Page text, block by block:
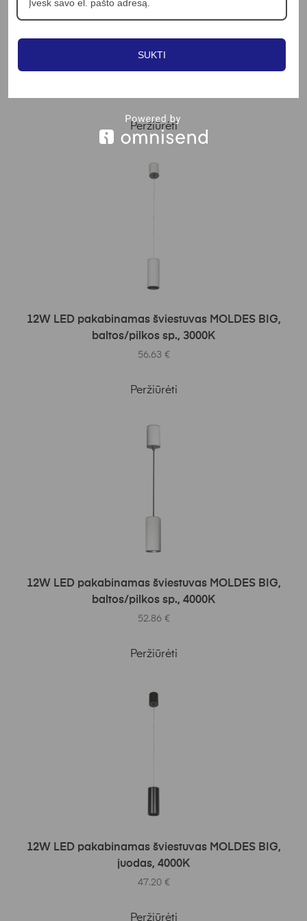
ONE LIGHT
12W LED įleidžiamo montavimo šviestuvas, juodas,
3000K, 10112A/B/W
Peržiūrėti
Į KREPŠELĮ
12W LED pakabinamas šviestuvas MOLDES BIG,
baltos/pilkos sp., 3000K
56.63 €
Peržiūrėti
Į KREPŠELĮ
12W LED pakabinamas šviestuvas MOLDES BIG,
baltos/pilkos sp., 4000K
52.86 €
Peržiūrėti
Į KREPŠELĮ
12W LED pakabinamas šviestuvas MOLDES BIG,
juodas, 4000K
47.20 €
Peržiūrėti
SUKTI